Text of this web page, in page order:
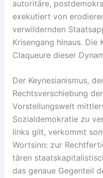
autoritäre,
exekutiert von
verwildernden
Krisengang hinaus. Die
Claqueure dieser
Der Keynesianismus,
Rechtsverschiebung
Vorstellungswelt
Sozialdemokratie zu
links gilt, verkommt
Wortsinn: zur
tären
das genaue Gegenteil